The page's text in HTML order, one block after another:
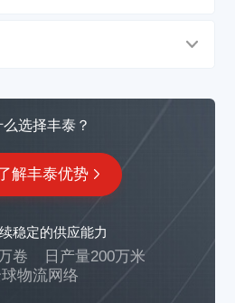
么选择丰泰？
解丰泰优势
稳定的供应能力
卷
日产量200万米
物流网络